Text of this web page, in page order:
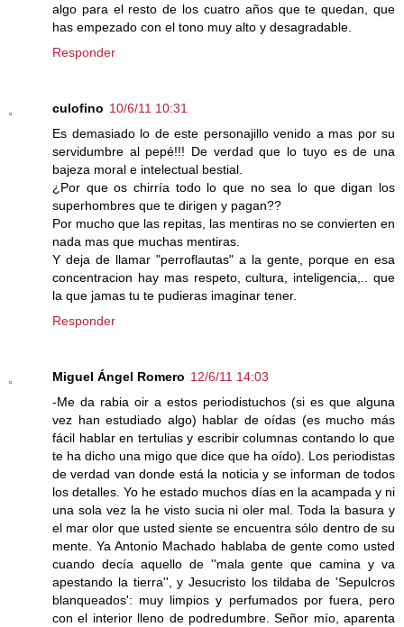
algo para el resto de los cuatro años que te quedan, que
has empezado con el tono muy alto y desagradable.
Responder
culofino 10/6/11 10:31
Es demasiado lo de este personajillo venido a mas por su
servidumbre al pepé!!! De verdad que lo tuyo es de una
bajeza moral e intelectual bestial.
¿Por que os chirría todo lo que no sea lo que digan los
superhombres que te dirigen y pagan??
Por mucho que las repitas, las mentiras no se convierten en
nada mas que muchas mentiras.
Y deja de llamar "perroflautas" a la gente, porque en esa
concentracion hay mas respeto, cultura, inteligencia,.. que
la que jamas tu te pudieras imaginar tener.
Responder
Miguel Ángel Romero 12/6/11 14:03
-Me da rabia oir a estos periodistuchos (si es que alguna
vez han estudiado algo) hablar de oídas (es mucho más
fácil hablar en tertulias y escribir columnas contando lo que
te ha dicho una migo que dice que ha oído). Los periodistas
de verdad van donde está la noticia y se informan de todos
los detalles. Yo he estado muchos días en la acampada y ni
una sola vez la he visto sucia ni oler mal. Toda la basura y
el mar olor que usted siente se encuentra sólo dentro de su
mente. Ya Antonio Machado hablaba de gente como usted
cuando decía aquello de ''mala gente que camina y va
apestando la tierra'', y Jesucristo los tildaba de 'Sepulcros
blanqueados': muy limpios y perfumados por fuera, pero
con el interior lleno de podredumbre. Señor mío, aparenta